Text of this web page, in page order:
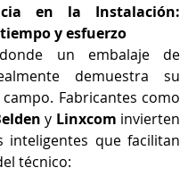
en la Instalación:
y esfuerzo
un embalaje de
demuestra su
y Linxcom invierten
inteligentes que facilitan
técnico: